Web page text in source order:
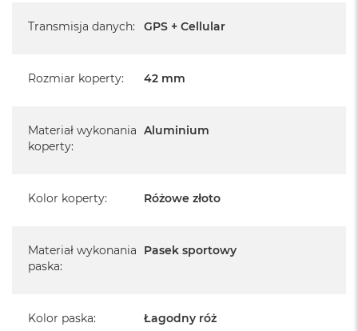
Posiada pełną, 12 miesięczną gwarancję producenta
Posiada fabrycznie zafoliowane opakowanie
Język polski wybieramy przy pierwszym uruchomieniu
Zawartość zestawu:
Apple Watch Series 10
Pasek sportowy
Transmisja danych: GPS + Cellular
Rozmiar koperty: 42 mm
Materiał wykonania
koperty:
Aluminium
Kolor koperty: Różowe złoto
Materiał wykonania
paska:
Pasek sportowy
Kolor paska: Łagodny róż